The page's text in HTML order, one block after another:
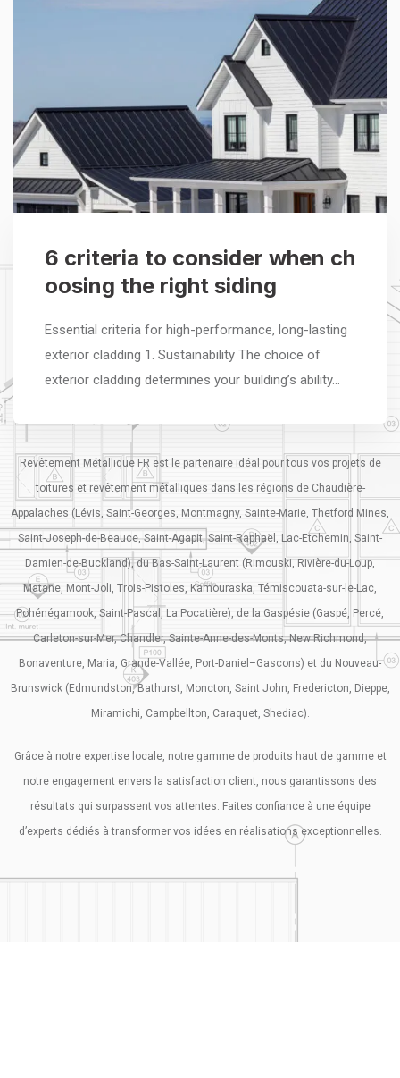
6 criteria to consider when ch
oosing the right siding
Essential criteria for high-performance, long-lasting
exterior cladding 1. Sustainability The choice of
exterior cladding determines your building’s ability…
Revêtement Métallique FR est le partenaire idéal pour tous vos projets de
toitures et revêtement métalliques dans les régions de Chaudière-
Appalaches (Lévis, Saint-Georges, Montmagny, Sainte-Marie, Thetford Mines,
Saint-Joseph-de-Beauce, Saint-Agapit, Saint-Raphaël, Lac-Etchemin, Saint-
Damien-de-Buckland), du Bas-Saint-Laurent (Rimouski, Rivière-du-Loup,
Matane, Mont-Joli, Trois-Pistoles, Kamouraska, Témiscouata-sur-le-Lac,
Pohénégamook, Saint-Pascal, La Pocatière), de la Gaspésie (Gaspé, Percé,
Carleton-sur-Mer, Chandler, Sainte-Anne-des-Monts, New Richmond,
Bonaventure, Maria, Grande-Vallée, Port-Daniel–Gascons) et du Nouveau-
Brunswick (Edmundston, Bathurst, Moncton, Saint John, Fredericton, Dieppe,
Miramichi, Campbellton, Caraquet, Shediac).
Grâce à notre expertise locale, notre gamme de produits haut de gamme et
notre engagement envers la satisfaction client, nous garantissons des
résultats qui surpassent vos attentes. Faites confiance à une équipe
d’experts dédiés à transformer vos idées en réalisations exceptionnelles.